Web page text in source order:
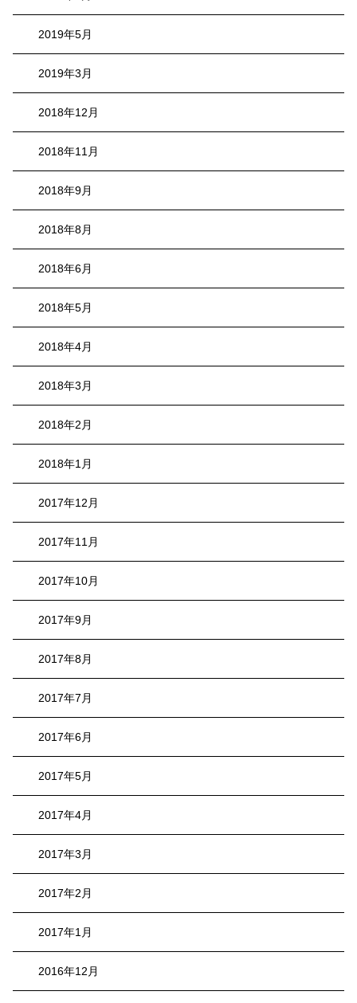
2019年5月
2019年3月
2018年12月
2018年11月
2018年9月
2018年8月
2018年6月
2018年5月
2018年4月
2018年3月
2018年2月
2018年1月
2017年12月
2017年11月
2017年10月
2017年9月
2017年8月
2017年7月
2017年6月
2017年5月
2017年4月
2017年3月
2017年2月
2017年1月
2016年12月